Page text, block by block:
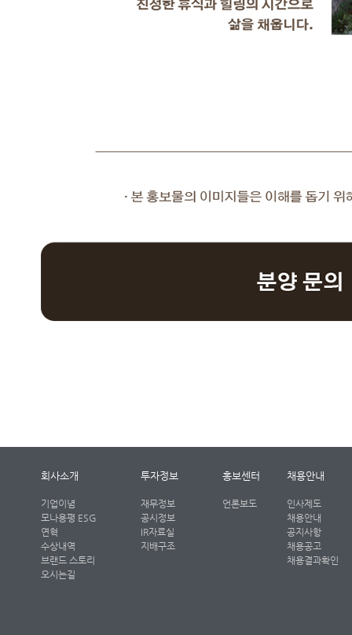
회사소개
기업이념
모나용평 ESG
연혁
수상내역
브랜드 스토리
오시는길
투자정보
재무정보
공시정보
IR자료실
지배구조
홍보센터
언론보도
채용안내
인사제도
채용안내
공지사항
채용공고
채용결과확인